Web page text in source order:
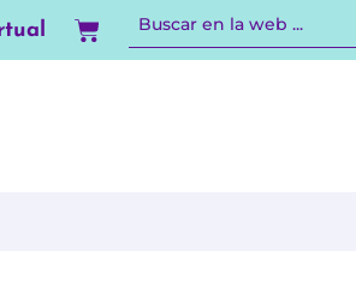
Carrito